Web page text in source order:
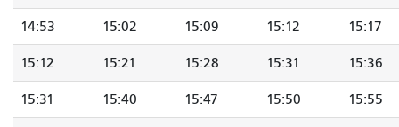
14:53 15:02 15:09 15:12 15:17
15:12 15:21 15:28 15:31 15:36
15:31 15:40 15:47 15:50 15:55